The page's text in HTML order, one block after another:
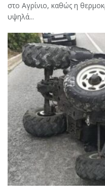
στο Αγρίνιο, καθώς η
υψηλά...